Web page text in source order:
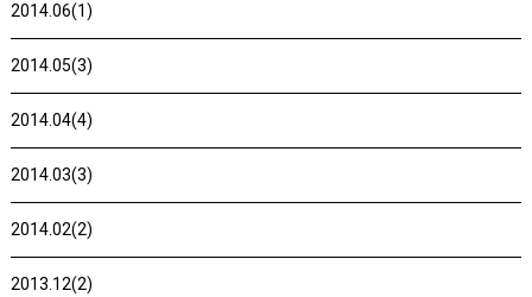
2014.06(1)
2014.05(3)
2014.04(4)
2014.03(3)
2014.02(2)
2013.12(2)